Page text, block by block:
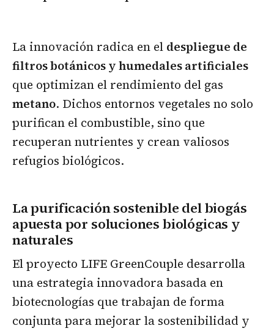
La innovación radica en el despliegue de
filtros botánicos y humedales artificiales
que optimizan el rendimiento del gas
metano. Dichos entornos vegetales no solo
purifican el combustible, sino que
recuperan nutrientes y crean valiosos
refugios biológicos.
La purificación sostenible del biogás
apuesta por soluciones biológicas y
naturales
El proyecto LIFE GreenCouple desarrolla
una estrategia innovadora basada en
biotecnologías que trabajan de forma
conjunta para mejorar la sostenibilidad y